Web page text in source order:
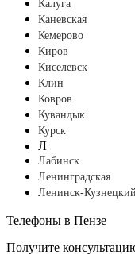
Калуга
Каневская
Кемерово
Киров
Киселевск
Клин
Ковров
Кувандык
Курск
Л
Лабинск
Ленинградская
Ленинск-Кузнецкий
Телефоны в Пензе
Получите